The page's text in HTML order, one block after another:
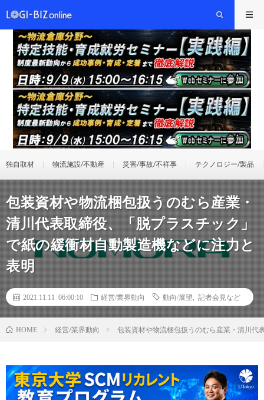
独自取材 物流施設/不動産 災害/事故/不祥事 テクノロジー/製品
包装資材や物流梱包扱うのむら産業・
清川代表取締役、「脱プラスチック」
で紙の緩衝材自動製造機などに注力と
表明
2021.11.11 06:00:10 経営/業界動向 動向/展望 記者会見など
HOME 経営/業界動向 包装資材や物流梱包扱うのむら産業・清川代